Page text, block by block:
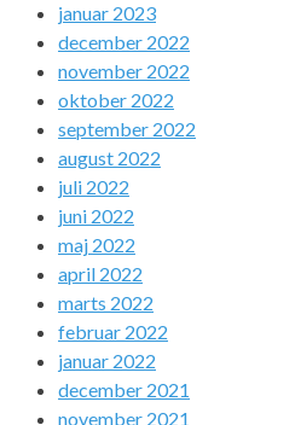
januar 2023
december 2022
november 2022
oktober 2022
september 2022
august 2022
juli 2022
juni 2022
maj 2022
april 2022
marts 2022
februar 2022
januar 2022
december 2021
november 2021